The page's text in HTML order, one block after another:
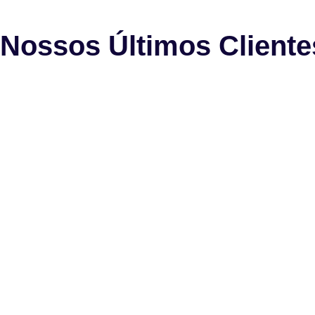
Nossos Últimos